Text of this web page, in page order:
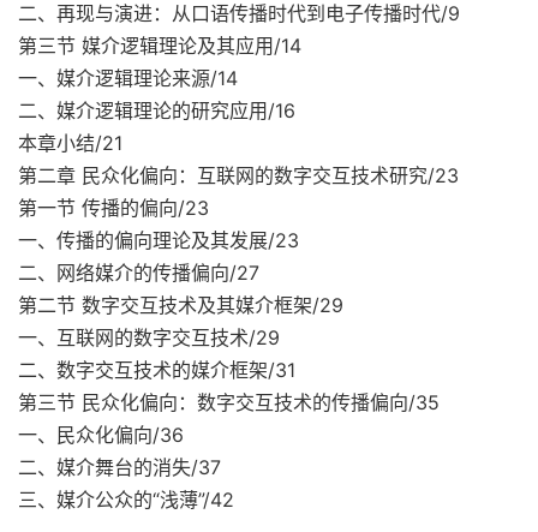
二、再现与演进：从口语传播时代到电子传播时代/9
第三节 媒介逻辑理论及其应用/14
一、媒介逻辑理论来源/14
二、媒介逻辑理论的研究应用/16
本章小结/21
第二章 民众化偏向：互联网的数字交互技术研究/23
第一节 传播的偏向/23
一、传播的偏向理论及其发展/23
二、网络媒介的传播偏向/27
第二节 数字交互技术及其媒介框架/29
一、互联网的数字交互技术/29
二、数字交互技术的媒介框架/31
第三节 民众化偏向：数字交互技术的传播偏向/35
一、民众化偏向/36
二、媒介舞台的消失/37
三、媒介公众的“浅薄”/42